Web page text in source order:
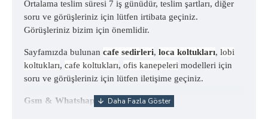
Ortalama teslim süresi 7 iş günüdür, teslim şartları, diğer
soru ve görüşleriniz için lütfen irtibata geçiniz.
Görüşleriniz bizim için önemlidir.
Sayfamızda bulunan cafe sedirleri, loca koltukları, lobi
koltukları, cafe koltukları, ofis kanepeleri modelleri için
soru ve görüşleriniz için lütfen iletişime geçiniz.
Gsm & Whatshapp=+90 532 725 0746